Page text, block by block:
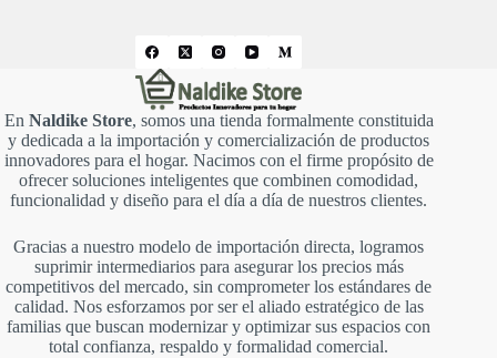
En Naldike Store, somos una tienda formalmente constituida
y dedicada a la importación y comercialización de productos
innovadores para el hogar. Nacimos con el firme propósito de
ofrecer soluciones inteligentes que combinen comodidad,
funcionalidad y diseño para el día a día de nuestros clientes.
Gracias a nuestro modelo de importación directa, logramos
suprimir intermediarios para asegurar los precios más
competitivos del mercado, sin comprometer los estándares de
calidad. Nos esforzamos por ser el aliado estratégico de las
familias que buscan modernizar y optimizar sus espacios con
total confianza, respaldo y formalidad comercial.